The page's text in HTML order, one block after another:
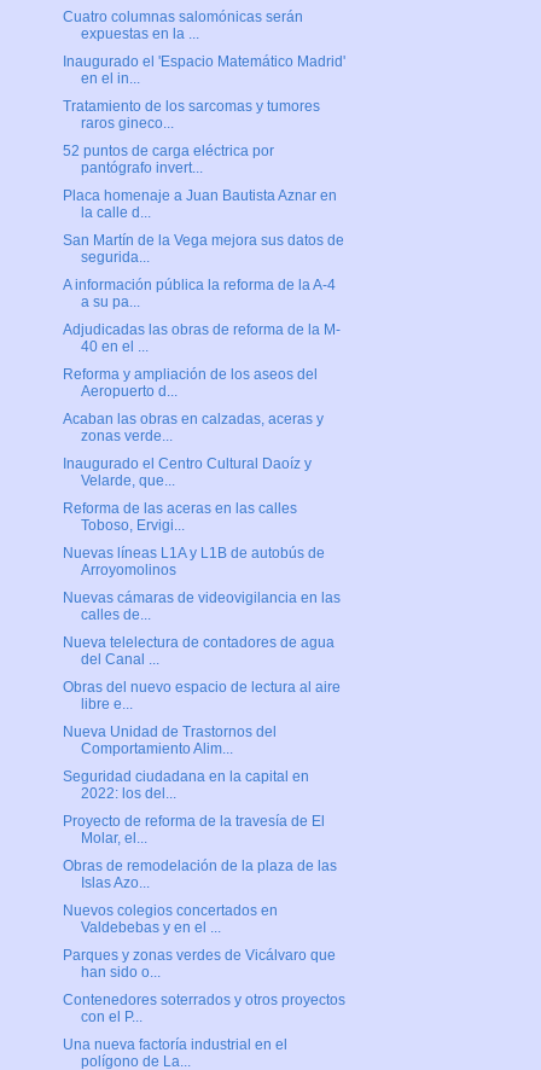
Cuatro columnas salomónicas serán
expuestas en la ...
Inaugurado el 'Espacio Matemático Madrid'
en el in...
Tratamiento de los sarcomas y tumores
raros gineco...
52 puntos de carga eléctrica por
pantógrafo invert...
Placa homenaje a Juan Bautista Aznar en
la calle d...
San Martín de la Vega mejora sus datos de
segurida...
A información pública la reforma de la A-4
a su pa...
Adjudicadas las obras de reforma de la M-
40 en el ...
Reforma y ampliación de los aseos del
Aeropuerto d...
Acaban las obras en calzadas, aceras y
zonas verde...
Inaugurado el Centro Cultural Daoíz y
Velarde, que...
Reforma de las aceras en las calles
Toboso, Ervigi...
Nuevas líneas L1A y L1B de autobús de
Arroyomolinos
Nuevas cámaras de videovigilancia en las
calles de...
Nueva telelectura de contadores de agua
del Canal ...
Obras del nuevo espacio de lectura al aire
libre e...
Nueva Unidad de Trastornos del
Comportamiento Alim...
Seguridad ciudadana en la capital en
2022: los del...
Proyecto de reforma de la travesía de El
Molar, el...
Obras de remodelación de la plaza de las
Islas Azo...
Nuevos colegios concertados en
Valdebebas y en el ...
Parques y zonas verdes de Vicálvaro que
han sido o...
Contenedores soterrados y otros proyectos
con el P...
Una nueva factoría industrial en el
polígono de La...